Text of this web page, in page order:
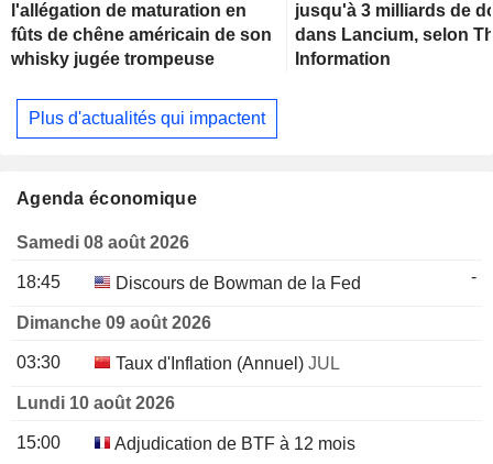
l'allégation de maturation en
fûts de chêne américain de son
whisky jugée trompeuse
jusqu'à 3 milliards de
dans Lancium, selon
Information
Plus d'actualités qui impactent
Agenda économique
Samedi 08 août 2026
18:45 Discours de Bowman de la Fed -
Dimanche 09 août 2026
03:30 Taux d'Inflation (Annuel) JUL
Lundi 10 août 2026
15:00 Adjudication de BTF à 12 mois